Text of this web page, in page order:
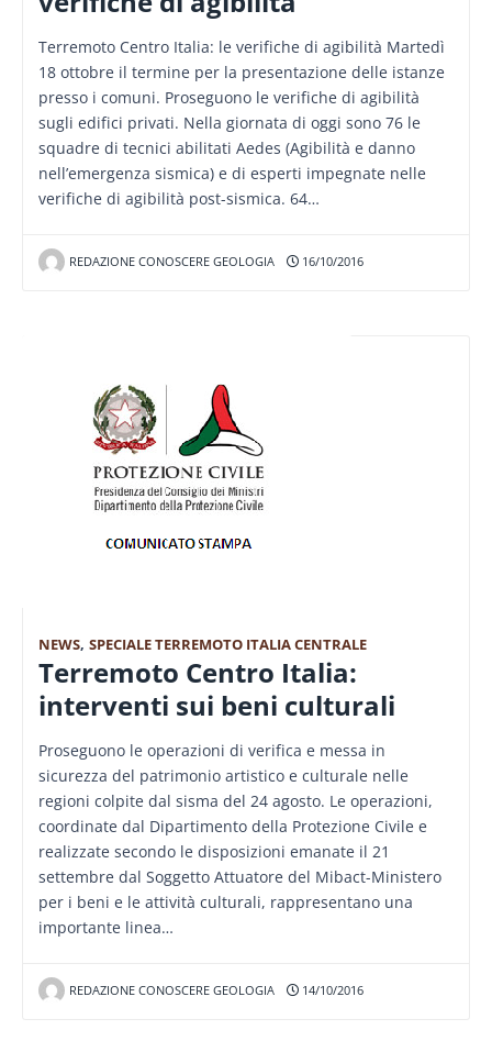
Terremoto Centro Italia: le verifiche di agibilità Martedì
18 ottobre il termine per la presentazione delle istanze
presso i comuni. Proseguono le verifiche di agibilità
sugli edifici privati. Nella giornata di oggi sono 76 le
squadre di tecnici abilitati Aedes (Agibilità e danno
nell’emergenza sismica) e di esperti impegnate nelle
verifiche di agibilità post-sismica. 64…
REDAZIONE CONOSCERE GEOLOGIA 16/10/2016
NEWS, SPECIALE TERREMOTO ITALIA CENTRALE
Terremoto Centro Italia:
interventi sui beni culturali
Proseguono le operazioni di verifica e messa in
sicurezza del patrimonio artistico e culturale nelle
regioni colpite dal sisma del 24 agosto. Le operazioni,
coordinate dal Dipartimento della Protezione Civile e
realizzate secondo le disposizioni emanate il 21
settembre dal Soggetto Attuatore del Mibact-Ministero
per i beni e le attività culturali, rappresentano una
importante linea…
REDAZIONE CONOSCERE GEOLOGIA 14/10/2016